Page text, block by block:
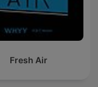
Fresh Air